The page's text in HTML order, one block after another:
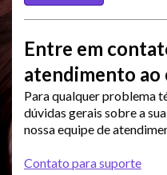
Entre em
atendimento ao
Para qualquer problema
dúvidas gerais sobre a
nossa equipe de
Contato para suporte